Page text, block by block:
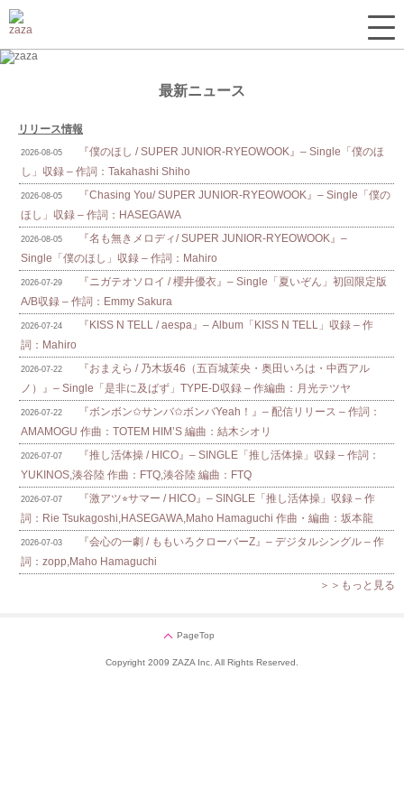
最新ニュース
リリース情報
2026-08-05
『僕のほし / SUPER JUNIOR-RYEOWOOK』– Single「僕のほ
し」収録 – 作詞：Takahashi Shiho
2026-08-05
『Chasing You/ SUPER JUNIOR-RYEOWOOK』– Single「僕の
ほし」収録 – 作詞：HASEGAWA
2026-08-05
『名も無きメロディ/ SUPER JUNIOR-RYEOWOOK』–
Single「僕のほし」収録 – 作詞：Mahiro
2026-07-29
『ニガテオソロイ / 櫻井優衣』– Single「夏いぞん」初回限定版
A/B収録 – 作詞：Emmy Sakura
2026-07-24
『KISS N TELL / aespa』– Album「KISS N TELL」収録 – 作
詞：Mahiro
2026-07-22
『おまえら / 乃木坂46（五百城茉央・奥田いろは・中西アル
ノ）』– Single「是非に及ばず」TYPE-D収録 – 作編曲：月光テツヤ
2026-07-22
『ボンボン✩サンバ✩ボンバYeah！』– 配信リリース – 作詞：
AMAMOGU 作曲：TOTEM HIM’S 編曲：結木シオリ
2026-07-07
『推し活体操 / HICO』– SINGLE「推し活体操」収録 – 作詞：
YUKINOS,湊谷陸 作曲：FTQ,湊谷陸 編曲：FTQ
2026-07-07
『激アツ⭐︎サマー / HICO』– SINGLE「推し活体操」収録 – 作
詞：Rie Tsukagoshi,HASEGAWA,Maho Hamaguchi 作曲・編曲：坂本龍
2026-07-03
『会心の一劇 / ももいろクローバーZ』– デジタルシングル – 作
詞：zopp,Maho Hamaguchi
＞＞もっと見る
PageTop
Copyright 2009 ZAZA Inc. All Rights Reserved.